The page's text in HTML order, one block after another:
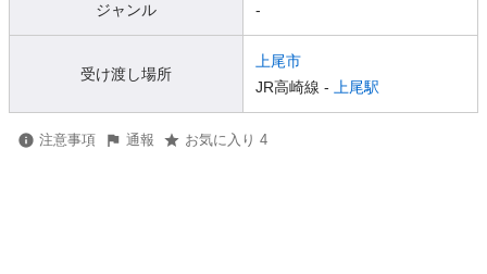
ジャンル -
受け渡し場所
上尾市
JR高崎線 -
上尾駅
注意事項 通報 お気に入り 4